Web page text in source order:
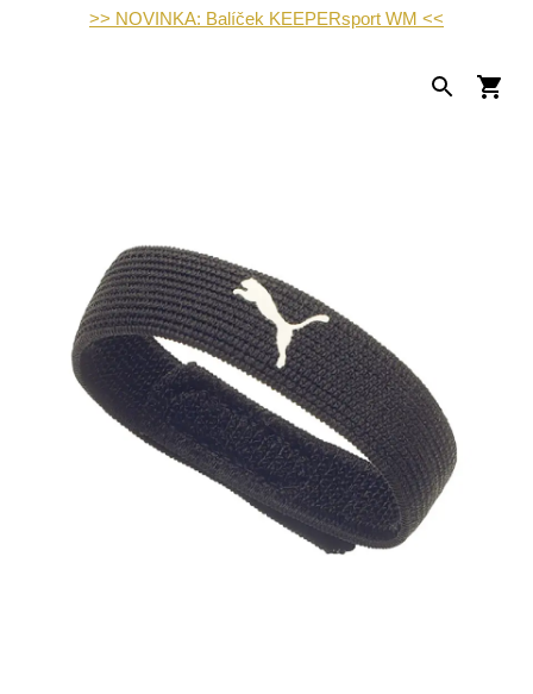
>> NOVINKA: Balíček KEEPERsport WM <<